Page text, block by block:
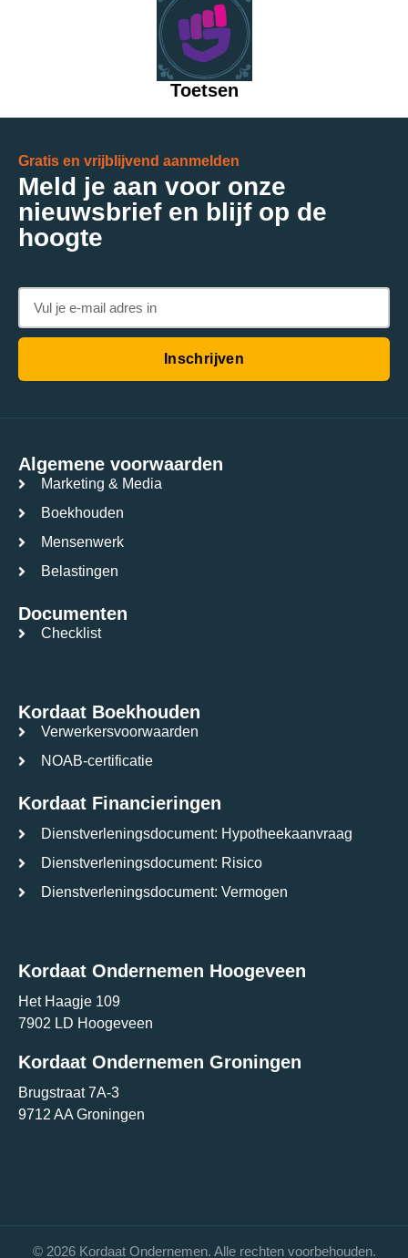
Toetsen
Gratis en vrijblijvend aanmelden
Meld je aan voor onze
nieuwsbrief en blijf op de
hoogte
Inschrijven
Algemene voorwaarden
Marketing & Media
Boekhouden
Mensenwerk
Belastingen
Documenten
Checklist
Kordaat Boekhouden
Verwerkersvoorwaarden
NOAB-certificatie
Kordaat Financieringen
Dienstverleningsdocument: Hypotheekaanvraag
Dienstverleningsdocument: Risico
Dienstverleningsdocument: Vermogen
Kordaat Ondernemen Hoogeveen
Het Haagje 109
7902 LD Hoogeveen
Kordaat Ondernemen Groningen
Brugstraat 7A-3
9712 AA Groningen
© 2026 Kordaat Ondernemen. Alle rechten voorbehouden.